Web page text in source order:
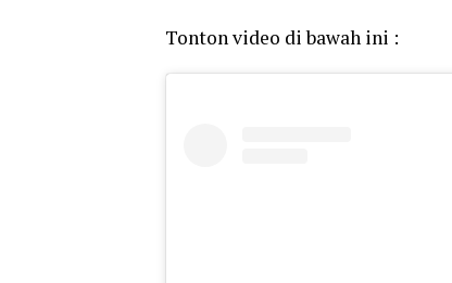
Tonton video di bawah ini :